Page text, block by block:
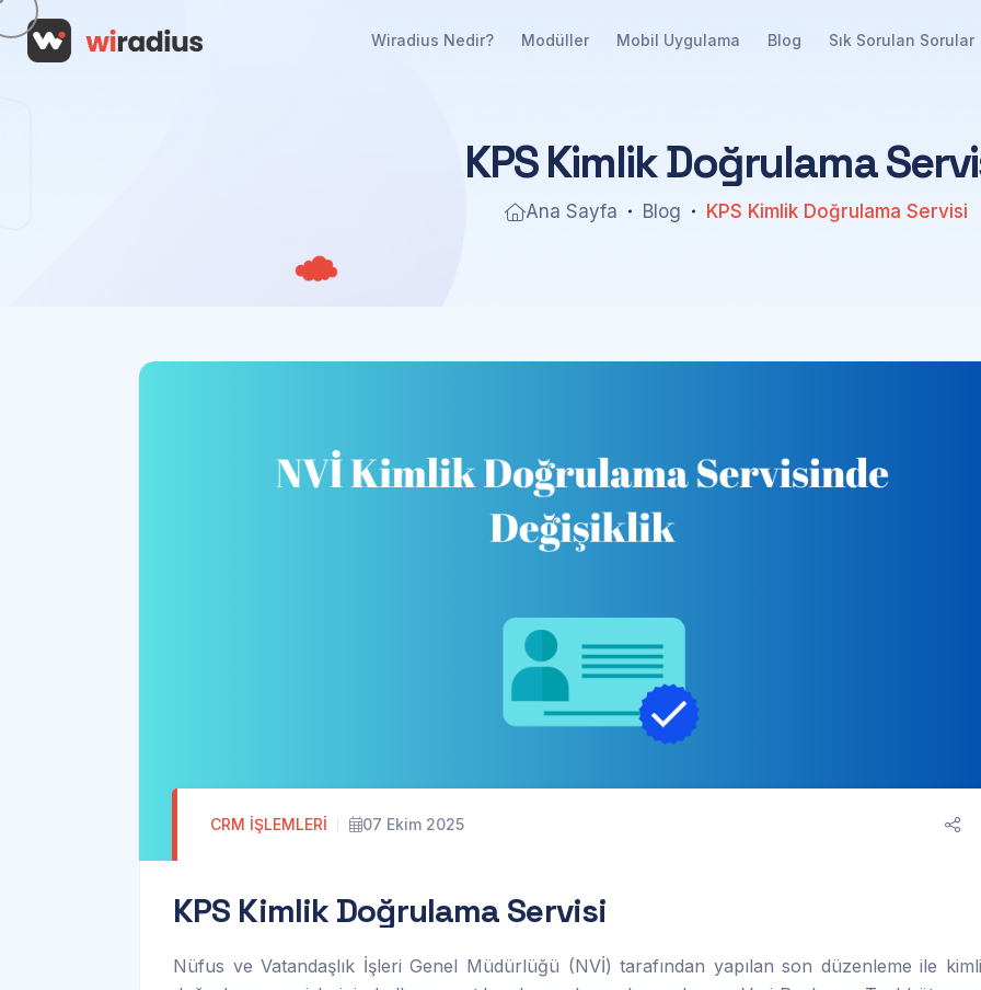
Wiradius Nedir? Modüller Mobil Uygulama Blog Sık Sorulan Sorular
KPS KimlikDoğrulamaServi
Ana Sayfa Blog KPS Kimlik Doğrulama Servisi
CRM İŞLEMLERI 07 Ekim 2025
KPS Kimlik Doğrulama Servisi
Nüfus ve Vatandaşlık İşleri Genel Müdürlüğü (NVİ) tarafından yapılan son düzenleme ile